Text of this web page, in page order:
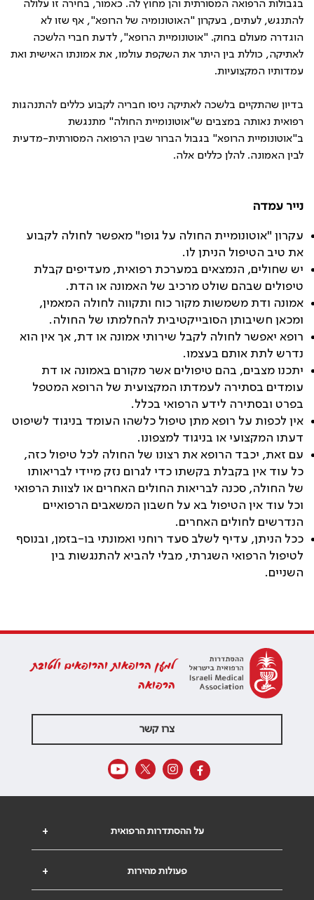
בגבולות הרפואה המסורתית והן מחוץ לה. כאמור, בחירה זו עלולה
להתנגש, לעתים, בעקרון "האוטונומיה של הרופא", אף שזו לא
הוגדרה מעולם בחוק. "אוטונומיית הרופא", לדעת חברי הלשכה
לאתיקה, כוללת בין היתר את השקפת עולמו, את אמונתו האישית ואת
עמדותיו המקצועיות.
בדיון שהתקיים בלשכה לאתיקה ניסו חבריה לקבוע כללים להתנהגות
רפואית נאותה במצבים ש"אוטונומיית החולה" מתנגשת
ב"אוטונומיית הרופא" בגבול הברור שבין הרפואה המסורתית-מדעית
לבין האמונה. להלן כללים אלה.
נייר עמדה
עקרון "אוטונומיית החולה על גופו" מאפשר לחולה לקבוע
את טיב הטיפול הניתן לו.
יש שחולים, הנמצאים במערכת רפואית, מעדיפים קבלת
טיפולים שבהם שולט מרכיב של האמונה או הדת.
אמונה ודת משמשות מקור כוח ותקווה לחולה המאמין,
ומכאן חשיבותן הסובייקטיבית להחלמתו של החולה .
רופא יאפשר לחולה לקבל שירותי אמונה או דת, אך אין הוא
נדרש לתת אותם בעצמו.
יתכנו מצבים, בהם טיפולים אשר מקורם באמונה או דת
עומדים בסתירה לעמדתו המקצועית של הרופא המטפל
בפרט ובסתירה לידע הרפואי בכלל.
אין לכפות על רופא מתן טיפול כלשהו העומד בניגוד לשיפוט
דעתו המקצועי או בניגוד למצפונו.
עם זאת, יכבד הרופא את רצונו של החולה לכל טיפול כזה,
כל עוד אין בקבלת בקשתו כדי לגרום נזק מיידי לבריאותו
של החולה, סכנה לבריאות החולים האחרים או לצוות הרפואי
וכל עוד אין הטיפול בא על חשבון המשאבים הרפואיים
הנדרשים לחולים האחרים.
ככל הניתן, עדיף לשלב סעד רוחני ואמונתי בו-בזמן, ובנוסף
לטיפול הרפואי השגרתי, מבלי להביא להתנגשות בין
השניים.
למען הרופאות והרופאים ולטובת
הרפואה
צרו קשר
+ על ההסתדרות הרפואית
+ פעולות מהירות